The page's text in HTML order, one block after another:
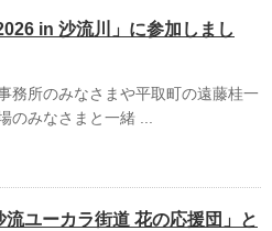
in 沙流川」に参加しまし
務所のみなさまや平取町の遠藤桂一
のみなさまと一緒 ...
流ユーカラ街道 花の応援団」と